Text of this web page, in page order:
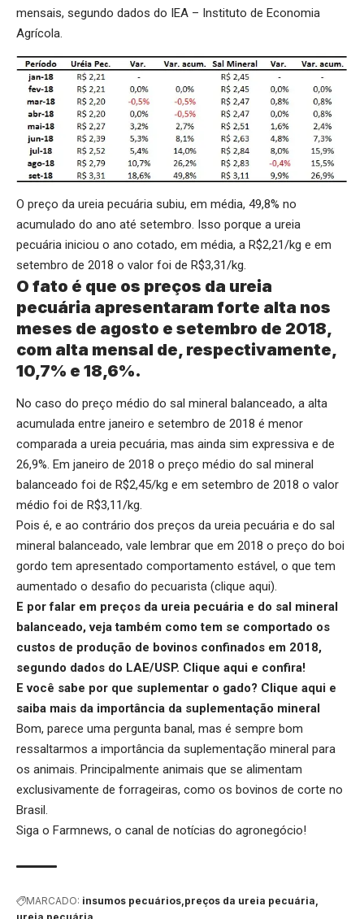
mensais, segundo dados do IEA – Instituto de Economia
Agrícola.
O preço da ureia pecuária subiu, em média, 49,8% no
acumulado do ano até setembro. Isso porque a ureia
pecuária iniciou o ano cotado, em média, a R$2,21/kg e em
setembro de 2018 o valor foi de R$3,31/kg.
O fato é que os preços da ureia
pecuária apresentaram forte alta nos
meses de agosto e setembro de 2018,
com alta mensal de, respectivamente,
10,7% e 18,6%.
No caso do preço médio do sal mineral balanceado, a alta
acumulada entre janeiro e setembro de 2018 é menor
comparada a ureia pecuária, mas ainda sim expressiva e de
26,9%. Em janeiro de 2018 o preço médio do sal mineral
balanceado foi de R$2,45/kg e em setembro de 2018 o valor
médio foi de R$3,11/kg.
Pois é, e ao contrário dos preços da ureia pecuária e do sal
mineral balanceado, vale lembrar que em 2018 o preço do boi
gordo tem apresentado comportamento estável, o que tem
aumentado o desafio do pecuarista (clique aqui).
E por falar em preços da ureia pecuária e do sal mineral
balanceado, veja também como tem se comportado os
custos de produção de bovinos confinados em 2018,
segundo dados do LAE/USP. Clique aqui e confira!
E você sabe por que suplementar o gado? Clique aqui e
saiba mais da importância da suplementação mineral
Bom, parece uma pergunta banal, mas é sempre bom
ressaltarmos a importância da suplementação mineral para
os animais. Principalmente animais que se alimentam
exclusivamente de forrageiras, como os bovinos de corte no
Brasil.
Siga o Farmnews, o canal de notícias do agronegócio!
MARCADO: insumos pecuários preços da ureia pecuária